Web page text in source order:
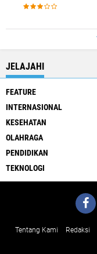
JELAJAHI
FEATURE
INTERNASIONAL
KESEHATAN
OLAHRAGA
PENDIDIKAN
TEKNOLOGI
Tentang Kami Redaksi